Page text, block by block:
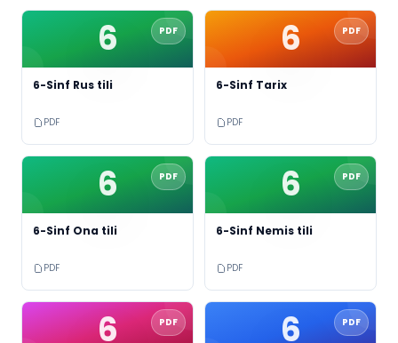
6 PDF
6-Sinf Rus tili
PDF
6 PDF
6-Sinf Tarix
PDF
6 PDF
6-Sinf Ona tili
PDF
6 PDF
6-Sinf Nemis tili
PDF
6 PDF 6 PDF